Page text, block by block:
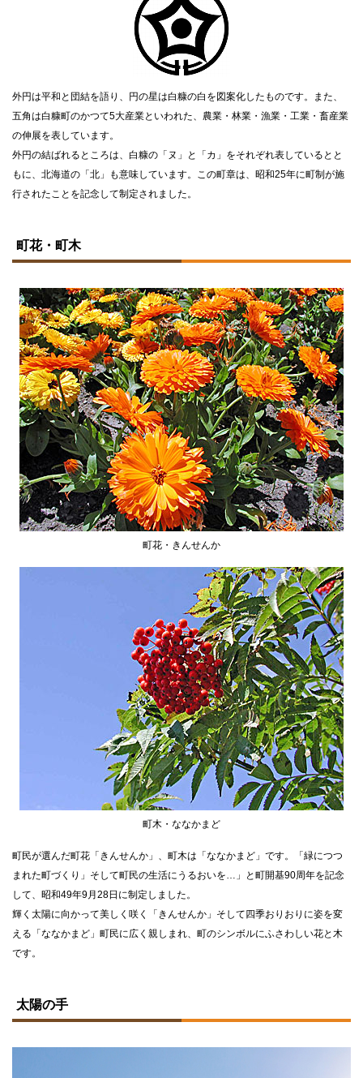
外円は平和と団結を語り、円の星は白糠の白を図案化したものです。また、
五角は白糠町のかつて5大産業といわれた、農業・林業・漁業・工業・畜産業
の伸展を表しています。
外円の結ばれるところは、白糠の「ヌ」と「カ」をそれぞれ表しているとと
もに、北海道の「北」も意味しています。この町章は、昭和25年に町制が施
行されたことを記念して制定されました。
ッ
プ
る
町花・町木
町花・きんせんか
町木・ななかまど
町民が選んだ町花「きんせんか」、町木は「ななかまど」です。「緑につつ
まれた町づくり」そして町民の生活にうるおいを…」と町開基90周年を記念
して、昭和49年9月28日に制定しました。
輝く太陽に向かって美しく咲く「きんせんか」そして四季おりおりに姿を変
える「ななかまど」町民に広く親しまれ、町のシンボルにふさわしい花と木
です。
プ
太陽の手